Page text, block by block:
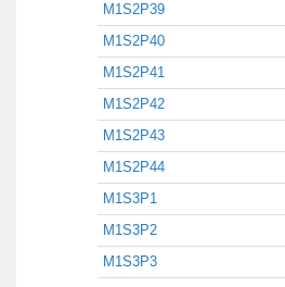
M1S2P39
M1S2P40
M1S2P41
M1S2P42
M1S2P43
M1S2P44
M1S3P1
M1S3P2
M1S3P3